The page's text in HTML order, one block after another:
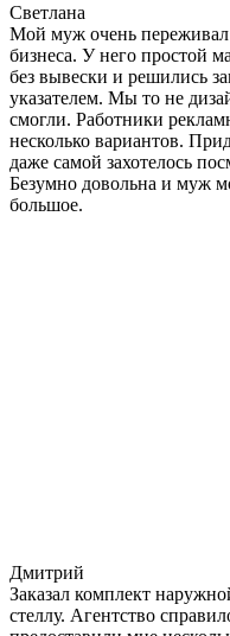
Светлана
Мой муж очень переживал
бизнеса. У него простой
без вывески и решились
указателем. Мы то не
смогли. Работники
несколько вариантов.
даже самой захотелось
Безумно довольна и муж
большое.
Дмитрий
Заказал комплект
стеллу. Агентство